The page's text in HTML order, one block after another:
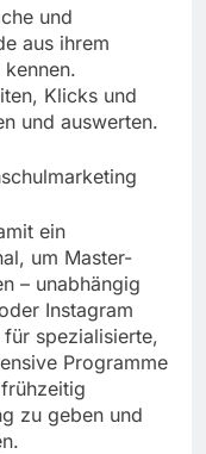
und
aus ihrem
Klicks und
und auswerten.
ein
um Master-
– unabhängig
Instagram
spezialisierte,
Programme
zu geben und